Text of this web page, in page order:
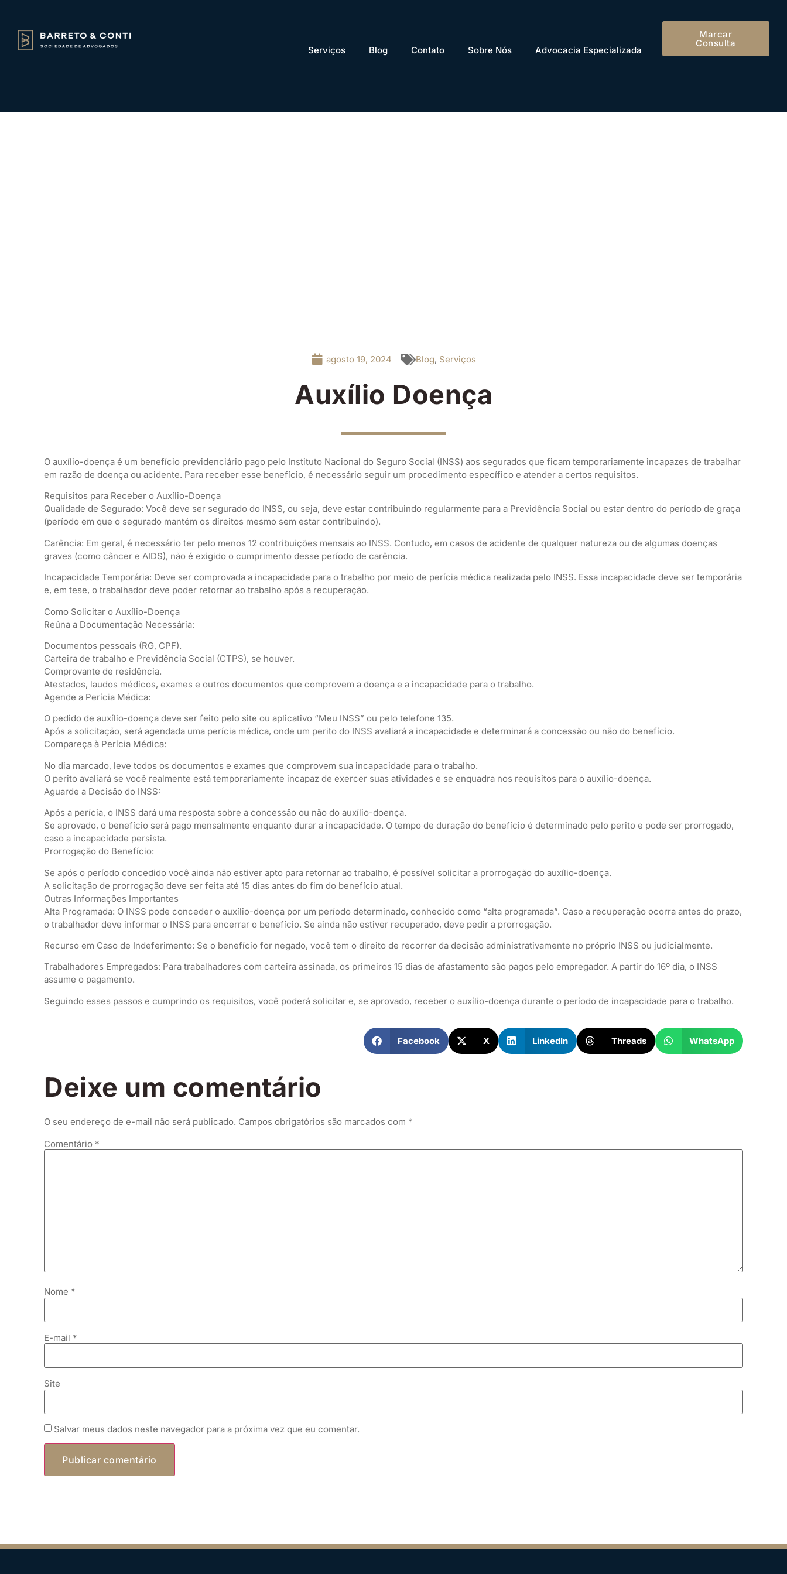
Serviços Blog Contato Sobre Nós Advocacia Especializada
Marcar
Consulta
agosto 19, 2024 Blog, Serviços
Auxílio Doença
O auxílio-doença é um benefício previdenciário pago pelo Instituto Nacional do Seguro Social (INSS) aos segurados que ficam temporariamente incapazes de trabalhar
em razão de doença ou acidente. Para receber esse benefício, é necessário seguir um procedimento específico e atender a certos requisitos.
Requisitos para Receber o Auxílio-Doença
Qualidade de Segurado: Você deve ser segurado do INSS, ou seja, deve estar contribuindo regularmente para a Previdência Social ou estar dentro do período de graça
(período em que o segurado mantém os direitos mesmo sem estar contribuindo).
Carência: Em geral, é necessário ter pelo menos 12 contribuições mensais ao INSS. Contudo, em casos de acidente de qualquer natureza ou de algumas doenças
graves (como câncer e AIDS), não é exigido o cumprimento desse período de carência.
Incapacidade Temporária: Deve ser comprovada a incapacidade para o trabalho por meio de perícia médica realizada pelo INSS. Essa incapacidade deve ser temporária
e, em tese, o trabalhador deve poder retornar ao trabalho após a recuperação.
Como Solicitar o Auxílio-Doença
Reúna a Documentação Necessária:
Documentos pessoais (RG, CPF).
Carteira de trabalho e Previdência Social (CTPS), se houver.
Comprovante de residência.
Atestados, laudos médicos, exames e outros documentos que comprovem a doença e a incapacidade para o trabalho.
Agende a Perícia Médica:
O pedido de auxílio-doença deve ser feito pelo site ou aplicativo “Meu INSS” ou pelo telefone 135.
Após a solicitação, será agendada uma perícia médica, onde um perito do INSS avaliará a incapacidade e determinará a concessão ou não do benefício.
Compareça à Perícia Médica:
No dia marcado, leve todos os documentos e exames que comprovem sua incapacidade para o trabalho.
O perito avaliará se você realmente está temporariamente incapaz de exercer suas atividades e se enquadra nos requisitos para o auxílio-doença.
Aguarde a Decisão do INSS:
Após a perícia, o INSS dará uma resposta sobre a concessão ou não do auxílio-doença.
Se aprovado, o benefício será pago mensalmente enquanto durar a incapacidade. O tempo de duração do benefício é determinado pelo perito e pode ser prorrogado,
caso a incapacidade persista.
Prorrogação do Benefício:
Se após o período concedido você ainda não estiver apto para retornar ao trabalho, é possível solicitar a prorrogação do auxílio-doença.
A solicitação de prorrogação deve ser feita até 15 dias antes do fim do benefício atual.
Outras Informações Importantes
Alta Programada: O INSS pode conceder o auxílio-doença por um período determinado, conhecido como “alta programada”. Caso a recuperação ocorra antes do prazo,
o trabalhador deve informar o INSS para encerrar o benefício. Se ainda não estiver recuperado, deve pedir a prorrogação.
Recurso em Caso de Indeferimento: Se o benefício for negado, você tem o direito de recorrer da decisão administrativamente no próprio INSS ou judicialmente.
Trabalhadores Empregados: Para trabalhadores com carteira assinada, os primeiros 15 dias de afastamento são pagos pelo empregador. A partir do 16º dia, o INSS
assume o pagamento.
Seguindo esses passos e cumprindo os requisitos, você poderá solicitar e, se aprovado, receber o auxílio-doença durante o período de incapacidade para o trabalho.
Facebook X LinkedIn Threads WhatsApp
Deixe um comentário
O seu endereço de e-mail não será publicado. Campos obrigatórios são marcados com *
Comentário *
Nome *
E-mail *
Site
Salvar meus dados neste navegador para a próxima vez que eu comentar.